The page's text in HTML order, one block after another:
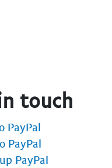
touch
PayPal
PayPal
PayPal